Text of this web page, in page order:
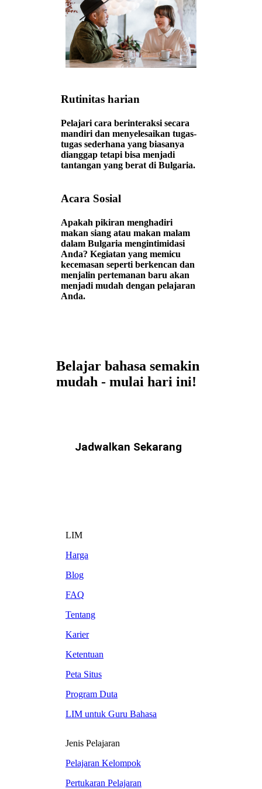
Rutinitas harian
Pelajari cara berinteraksi secara
mandiri dan menyelesaikan tugas-
tugas sederhana yang biasanya
dianggap tetapi bisa menjadi
tantangan yang berat di Bulgaria.
Acara Sosial
Apakah pikiran menghadiri
makan siang atau makan malam
dalam Bulgaria mengintimidasi
Anda? Kegiatan yang memicu
kecemasan seperti berkencan dan
menjalin pertemanan baru akan
menjadi mudah dengan pelajaran
Anda.
Belajar bahasa semakin
mudah - mulai hari ini!
Jadwalkan Sekarang
LIM
Harga
Blog
FAQ
Tentang
Karier
Ketentuan
Peta Situs
Program Duta
LIM untuk Guru Bahasa
Jenis Pelajaran
Pelajaran Kelompok
Pertukaran Pelajaran